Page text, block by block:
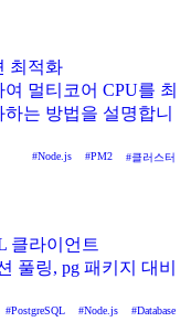
최적화
멀티코어 CPU를 최
는 방법을 설명합니
#Node.js #PM2 #클러스터
클라이언트
풀링, pg 패키지 대비
#PostgreSQL #Node.js #Database